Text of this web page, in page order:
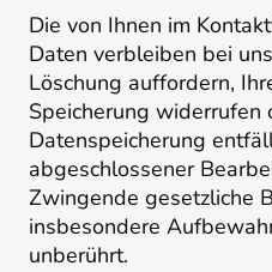
Die von Ihnen im
Daten verbleiben bei
Löschung auffordern,
Speicherung
Datenspeicherung
abgeschlossener
Zwingende gesetzliche
insbesondere
unberührt.